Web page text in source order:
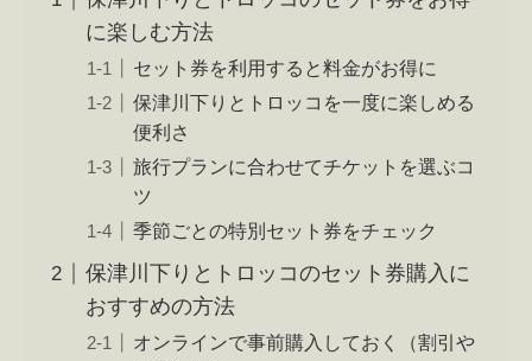
に楽しむ方法
セット券を利用すると料金がお得に
保津川下りとトロッコを一度に楽しめる
便利さ
旅行プランに合わせてチケットを選ぶコ
ツ
季節ごとの特別セット券をチェック
保津川下りとトロッコのセット券購入に
おすすめの方法
オンラインで事前購入しておく（割引や